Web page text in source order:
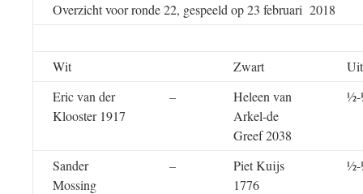
Overzicht voor ronde 22, gespeeld op 23 februari 2018
Wit Zwart
Eric van der
Klooster 1917
–
Heleen van
Arkel-de
Greef 2038
Sander
Mossing
–
Piet Kuijs
1776